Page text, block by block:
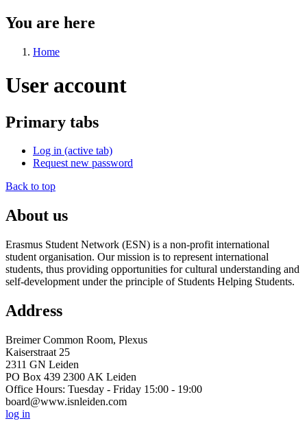
You are here
Home
User account
Primary tabs
Log in (active tab)
Request new password
Back to top
About us
Erasmus Student Network (ESN) is a non-profit international
student organisation. Our mission is to represent international
students, thus providing opportunities for cultural understanding and
self-development under the principle of Students Helping Students.
Address
Breimer Common Room, Plexus
Kaiserstraat 25
2311 GN Leiden
PO Box 439 2300 AK Leiden
Office Hours: Tuesday - Friday 15:00 - 19:00
board@www.isnleiden.com
log in